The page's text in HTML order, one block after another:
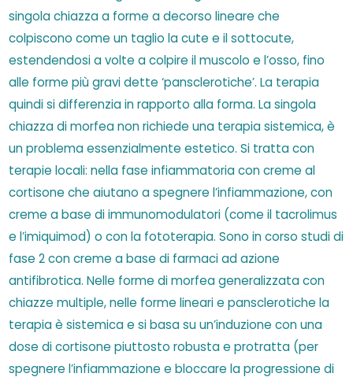
singola chiazza a forme a decorso lineare che
colpiscono come un taglio la cute e il sottocute,
estendendosi a volte a colpire il muscolo e l’osso, fino
alle forme più gravi dette ‘pansclerotiche’. La terapia
quindi si differenzia in rapporto alla forma. La singola
chiazza di morfea non richiede una terapia sistemica, è
un problema essenzialmente estetico. Si tratta con
terapie locali: nella fase infiammatoria con creme al
cortisone che aiutano a spegnere l’infiammazione, con
creme a base di immunomodulatori (come il tacrolimus
e l’imiquimod) o con la fototerapia. Sono in corso studi di
fase 2 con creme a base di farmaci ad azione
antifibrotica. Nelle forme di morfea generalizzata con
chiazze multiple, nelle forme lineari e pansclerotiche la
terapia è sistemica e si basa su un’induzione con una
dose di cortisone piuttosto robusta e protratta (per
spegnere l’infiammazione e bloccare la progressione di